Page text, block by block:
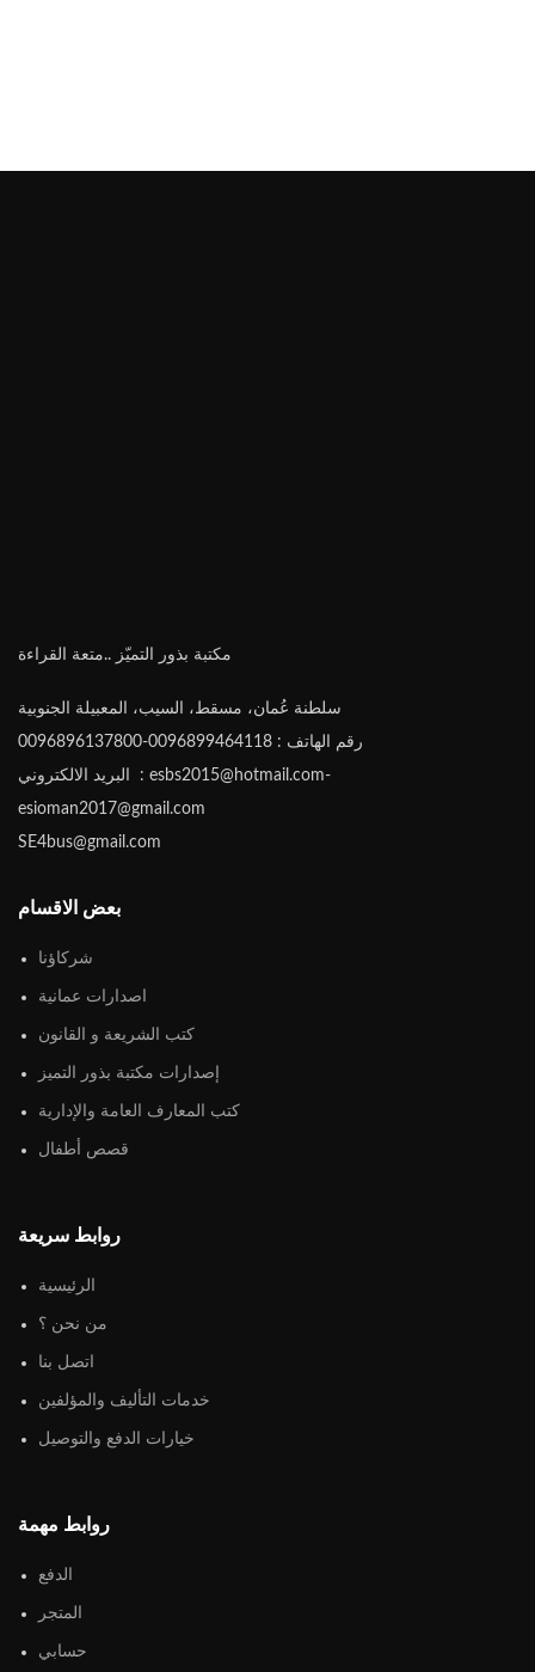
مكتبة بذور التميّز ..متعة القراءة
سلطنة عُمان، مسقط، السيب، المعبيلة الجنوبية
رقم الهاتف : 0096899464118-0096896137800
البريد الالكتروني : esbs2015@hotmail.com-
esioman2017@gmail.com
SE4bus@gmail.com
بعض الاقسام
شركاؤنا
اصدارات عمانية
كتب الشريعة و القانون
إصدارات مكتبة بذور التميز
كتب المعارف العامة والإدارية
قصص أطفال
روابط سريعة
الرئيسية
من نحن ؟
اتصل بنا
خدمات التأليف والمؤلفين
خيارات الدفع والتوصيل
روابط مهمة
الدفع
المتجر
حسابي